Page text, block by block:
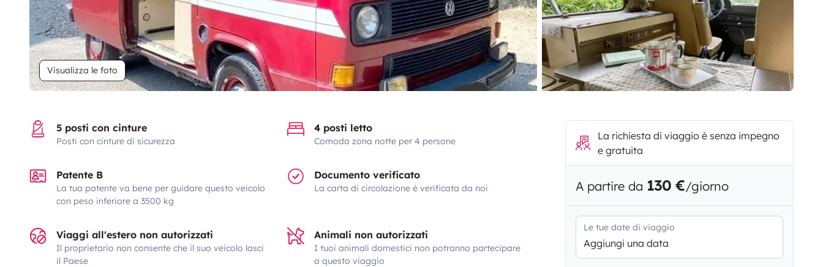
Visualizza le foto
5 posti con cinture
Posti con cinture di sicurezza
4 posti letto
Comoda zona notte per 4 persone
Patente B
La tua patente va bene per guidare questo veicolo
con peso inferiore a 3500 kg
Documento verificato
La carta di circolazione è verificata da noi
Viaggi all'estero non autorizzati
Il proprietario non consente che il suo veicolo lasci
il Paese
Animali non autorizzati
I tuoi animali domestici non potranno partecipare
a questo viaggio
La richiesta di viaggio è senza impegno
e gratuita
A partire da 130 €/giorno
Le tue date di viaggio
Aggiungi una data